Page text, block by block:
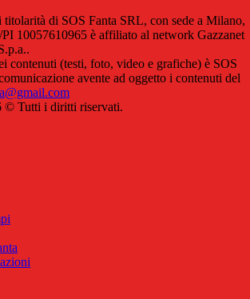
titolarità di SOS Fanta SRL, con sede a Milano,
10057610965 è affiliato al network Gazzanet
contenuti (testi, foto, video e grafiche) è SOS
avente ad oggetto i contenuti del
© Tutti i diritti riservati.